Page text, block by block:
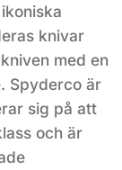
knivar
med en
Spyderco är
sig på att
och är